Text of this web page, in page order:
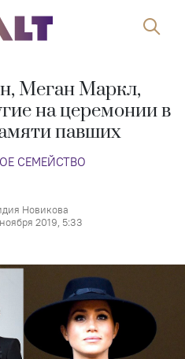
Меган Маркл,
на церемонии в
павших
СЕМЕЙСТВО
Новикова
ноября 2019, 5:33